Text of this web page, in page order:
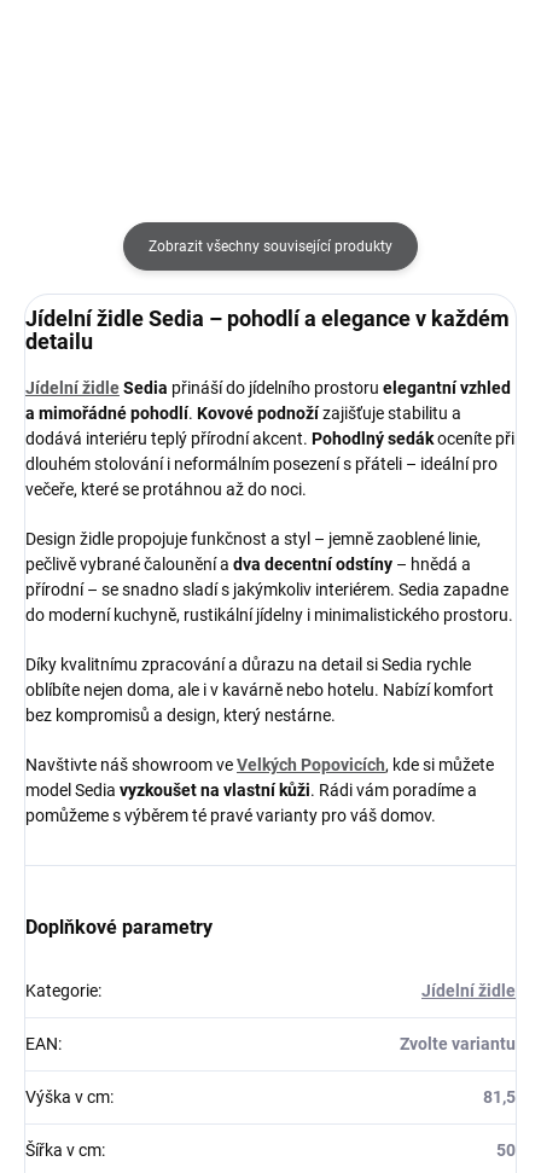
Zobrazit všechny související produkty
Jídelní židle Sedia – pohodlí a elegance v každém
detailu
Jídelní židleSedia přináší do jídelního prostoru elegantní vzhled
a mimořádné pohodlí. Kovové podnožízajišťuje stabilitu a
dodává interiéru teplý přírodní akcent. Pohodlný sedákoceníte při
dlouhém stolování i neformálním posezení s přáteli – ideální pro
večeře, které se protáhnou až do noci.
Design židle propojuje funkčnost a styl – jemně zaoblené linie,
pečlivě vybrané čalounění a dva decentní odstíny – hnědá a
přírodní – se snadno sladí s jakýmkoliv interiérem. Sedia zapadne
do moderní kuchyně, rustikální jídelny i minimalistického prostoru.
Díky kvalitnímu zpracování a důrazu na detail si Sedia rychle
oblíbíte nejen doma, ale i v kavárně nebo hotelu. Nabízí komfort
bez kompromisů a design, který nestárne.
Navštivte náš showroom veVelkých Popovicích, kde si můžete
model Sedia vyzkoušet na vlastní kůži. Rádi vám poradíme a
pomůžeme s výběrem té pravé varianty pro váš domov.
Doplňkové parametry
Kategorie: Jídelní židle
EAN: Zvolte variantu
Výška v cm: 81,5
Šířka v cm: 50